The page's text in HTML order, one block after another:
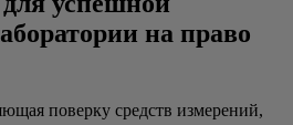
на право
поверку средств измерений,